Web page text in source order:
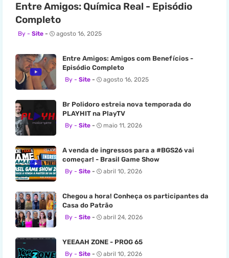
Entre Amigos: Química Real - Episódio
Completo
Site agosto 16, 2025
Entre Amigos: Amigos com Benefícios -
Episódio Completo
Site agosto 16, 2025
Br Polidoro estreia nova temporada do
PLAYHIT na PlayTV
Site maio 11, 2026
A venda de ingressos para a #BGS26 vai
começar! - Brasil Game Show
Site abril 10, 2026
Chegou a hora! Conheça os participantes da
Casa do Patrão
Site abril 24, 2026
YEEAAH ZONE - PROG 65
Site abril 10, 2026